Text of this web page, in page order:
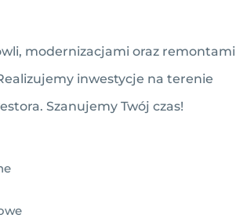
modernizacjami oraz remontami
inwestycje na terenie
Szanujemy Twój czas!